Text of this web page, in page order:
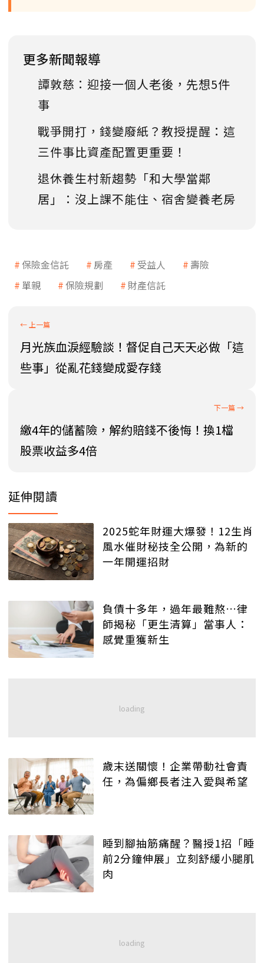
更多新聞報導
譚敦慈：迎接一個人老後，先想5件
事
戰爭開打，錢變廢紙？教授提醒：這
三件事比資產配置更重要！
退休養生村新趨勢「和大學當鄰
居」：沒上課不能住、宿舍變養老房
保險金信託 房產 受益人
壽險
單親
保險規劃 財產信託
月光族血淚經驗談！督促自己天天必做「這
些事」從亂花錢變成愛存錢
繳4年的儲蓄險，解約賠錢不後悔！換1檔
股票收益多4倍
延伸閱讀
2025蛇年財運大爆發！12生肖
風水催財秘技全公開，為新的
一年開運招財
負債十多年，過年最難熬…律
師揭秘「更生清算」當事人：
感覺重獲新生
歲末送關懷！企業帶動社會責
任，為偏鄉長者注入愛與希望
睡到腳抽筋痛醒？醫授1招「睡
前2分鐘伸展」立刻舒緩小腿肌
肉